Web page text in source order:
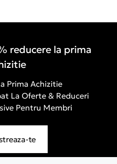
reducere la prima
Prima Achizitie
La Oferte & Reduceri
Pentru Membri
te